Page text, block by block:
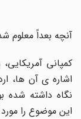
آنچه بعداً معلوم شد:
کمپانی آمریکایی،
اشاره ی آن ها،
نگاه داشته شده
این موضوع را مورد